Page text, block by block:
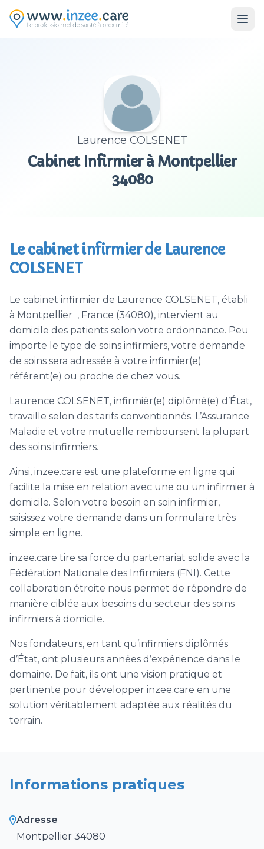
Laurence COLSENET
Cabinet Infirmier à Montpellier
34080
Le cabinet infirmier de Laurence
COLSENET
Le cabinet infirmier de Laurence COLSENET, établi
à Montpellier , France (34080), intervient au
domicile des patients selon votre ordonnance. Peu
importe le type de soins infirmiers, votre demande
de soins sera adressée à votre infirmier(e)
référent(e) ou proche de chez vous.
Laurence COLSENET, infirmièr(e) diplômé(e) d’État,
travaille selon des tarifs conventionnés. L’Assurance
Maladie et votre mutuelle remboursent la plupart
des soins infirmiers.
Ainsi, inzee.care est une plateforme en ligne qui
facilite la mise en relation avec une ou un infirmier à
domicile. Selon votre besoin en soin infirmier,
saisissez votre demande dans un formulaire très
simple en ligne.
inzee.care tire sa force du partenariat solide avec la
Fédération Nationale des Infirmiers (FNI). Cette
collaboration étroite nous permet de répondre de
manière ciblée aux besoins du secteur des soins
infirmiers à domicile.
Nos fondateurs, en tant qu’infirmiers diplômés
d’État, ont plusieurs années d’expérience dans le
domaine. De fait, ils ont une vision pratique et
pertinente pour développer inzee.care en une
solution véritablement adaptée aux réalités du
terrain.
Informations pratiques
Adresse
Montpellier 34080